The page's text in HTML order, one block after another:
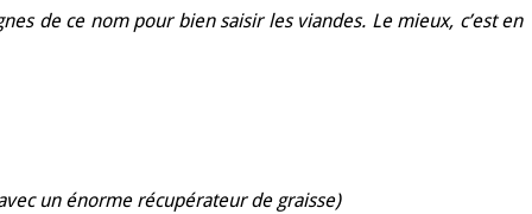
de ce nom pour bien saisir les viandes. Le mieux, c’est en
un énorme récupérateur de graisse)